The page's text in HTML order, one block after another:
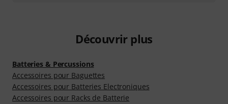
Découvrir plus
Batteries & Percussions
Accessoires pour Baguettes
Accessoires pour Batteries Electroniques
Accessoires pour Racks de Batterie